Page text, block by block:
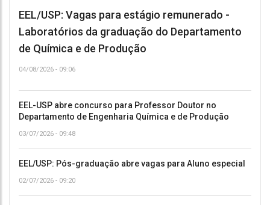
EEL/USP: Vagas para estágio remunerado -
Laboratórios da graduação do Departamento
de Química e de Produção
04/08/2026 - 09:06
EEL-USP abre concurso para Professor Doutor no
Departamento de Engenharia Química e de Produção
03/07/2026 - 09:48
EEL/USP: Pós-graduação abre vagas para Aluno especial
02/07/2026 - 09:20